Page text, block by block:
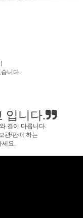
니다.
입니다.
결이 다릅니다.
관/판매 하는
요.